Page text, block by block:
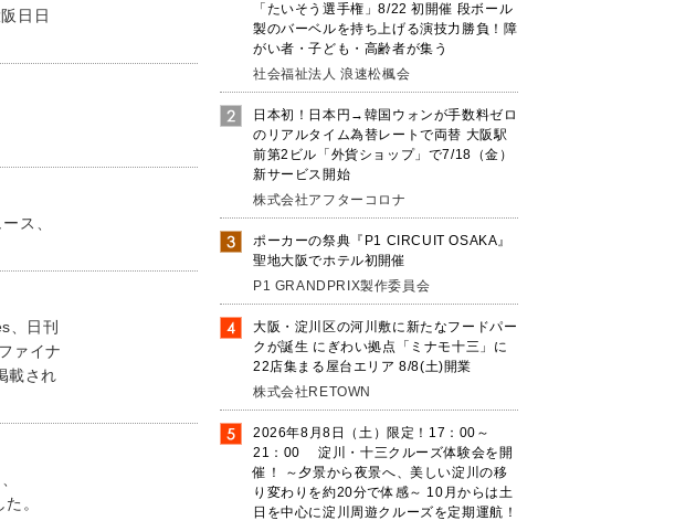
日日
ス、
、日刊
ァイナ
載され
。
「たいそう選手権」8/22 初開催 段ボール
製のバーベルを持ち上げる演技力勝負！障
がい者・子ども・高齢者が集う
社会福祉法人 浪速松楓会
日本初！日本円→韓国ウォンが手数料ゼロ
のリアルタイム為替レートで両替 大阪駅
前第2ビル「外貨ショップ」で7/18（金）
新サービス開始
株式会社アフターコロナ
ポーカーの祭典『P1 CIRCUIT OSAKA』
聖地大阪でホテル初開催
P1 GRANDPRIX製作委員会
大阪・淀川区の河川敷に新たなフードパー
クが誕生 にぎわい拠点「ミナモ十三」に
22店集まる屋台エリア 8/8(土)開業
株式会社RETOWN
2026年8月8日（土）限定！17：00～
21：00 淀川・十三クルーズ体験会を開
催！ ～夕景から夜景へ、美しい淀川の移
り変わりを約20分で体感～ 10月からは土
日を中心に淀川周遊クルーズを定期運航！